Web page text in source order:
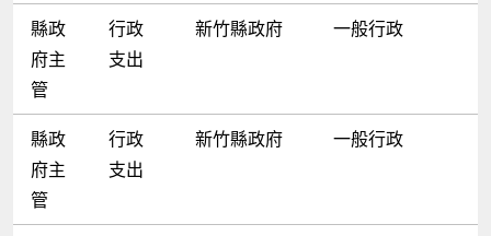
縣政
府主
管
行政
支出
新竹縣政府 一般行政
縣政
府主
管
行政
支出
新竹縣政府 一般行政